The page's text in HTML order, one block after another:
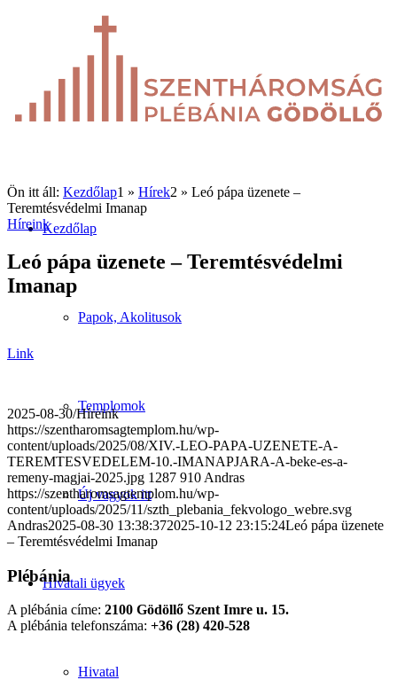
Kezdőlap
Papok, Akolitusok
Templomok
Új vagyok itt
Hivatali ügyek
Hivatal
Ön itt áll: Kezdőlap1 » Hírek2 » Leó pápa üzenete –
Teremtésvédelmi Imanap
Híreink
Leó pápa üzenete – Teremtésvédelmi
Imanap
Link
2025-08-30/Híreink
https://szentharomsagtemplom.hu/wp-
content/uploads/2025/08/XIV.-LEO-PAPA-UZENETE-A-
TEREMTESVEDELEM-10.-IMANAPJARA-A-beke-es-a-
remeny-magjai-2025.jpg 1287 910 Andras
https://szentharomsagtemplom.hu/wp-
content/uploads/2025/11/szth_plebania_fekvologo_webre.svg
Andras2025-08-30 13:38:372025-10-12 23:15:24Leó pápa üzenete
– Teremtésvédelmi Imanap
Plébánia
A plébánia címe: 2100 Gödöllő Szent Imre u. 15.
A plébánia telefonszáma: +36 (28) 420-528